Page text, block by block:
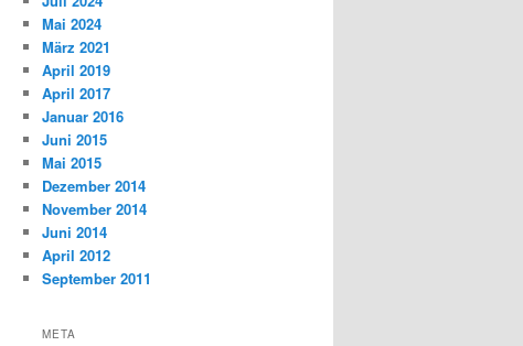
Mai 2024
März 2021
April 2019
April 2017
Januar 2016
Juni 2015
Mai 2015
Dezember 2014
November 2014
Juni 2014
April 2012
September 2011
META